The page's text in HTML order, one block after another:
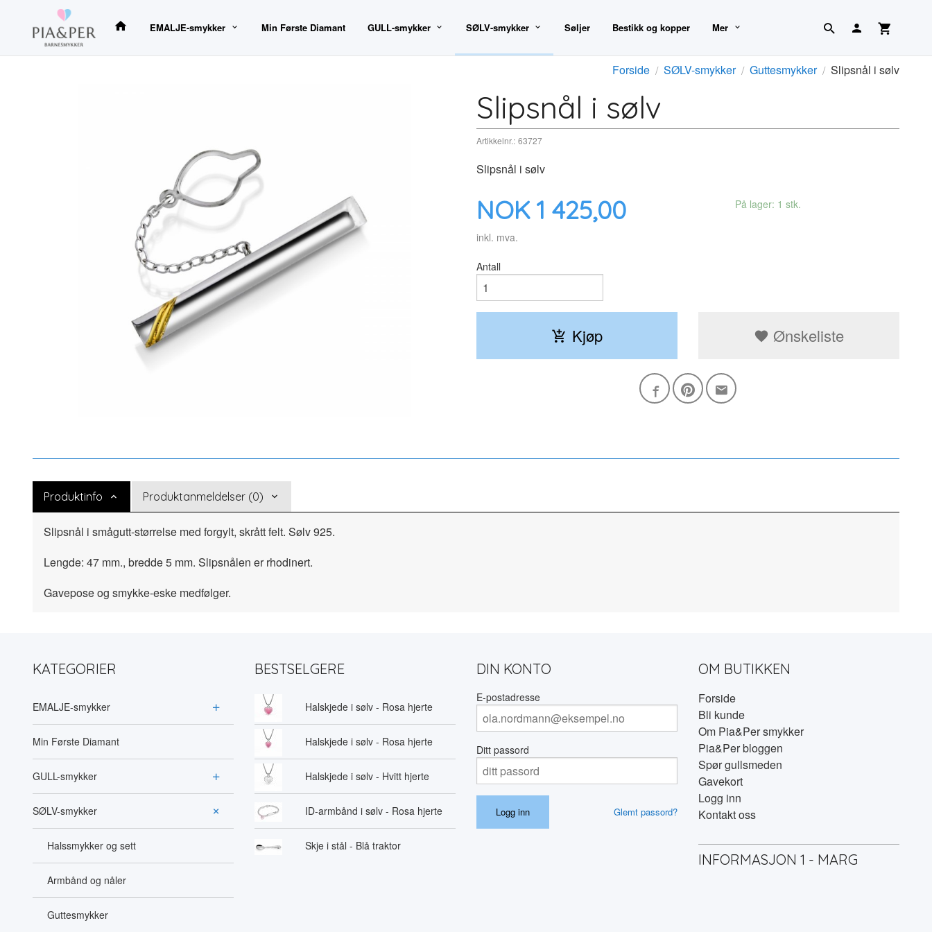
innholdet
EMALJE-smykker Min Første Diamant GULL-smykker SØLV-smykker Søljer Bestikk og kopper Mer
Forside SØLV-smykker Guttesmykker Slipsnål i sølv
Slipsnål i sølv
Artikkelnr.: 63727
Slipsnål i sølv
Pris
NOK 1 425,00
inkl. mva.
På lager: 1 stk.
Antall
Kjøp Ønskeliste
Produktinfo Produktanmeldelser (0)
Slipsnål i smågutt-størrelse med forgylt, skrått felt. Sølv 925.
Lengde: 47 mm., bredde 5 mm. Slipsnålen er rhodinert.
Gavepose og smykke-eske medfølger.
KATEGORIER
EMALJE-smykker
Min Første Diamant
GULL-smykker
SØLV-smykker
Halssmykker og sett
Armbånd og nåler
Guttesmykker
BESTSELGERE
Halskjede i sølv - Rosa hjerte
Halskjede i sølv - Rosa hjerte
Halskjede i sølv - Hvitt hjerte
ID-armbånd i sølv - Rosa hjerte
Skje i stål - Blå traktor
DIN KONTO
E-postadresse
Ditt passord
Glemt passord?
OM BUTIKKEN
Forside
Bli kunde
Om Pia&Per smykker
Pia&Per bloggen
Spør gullsmeden
Gavekort
Logg inn
Kontakt oss
INFORMASJON 1 - MARG